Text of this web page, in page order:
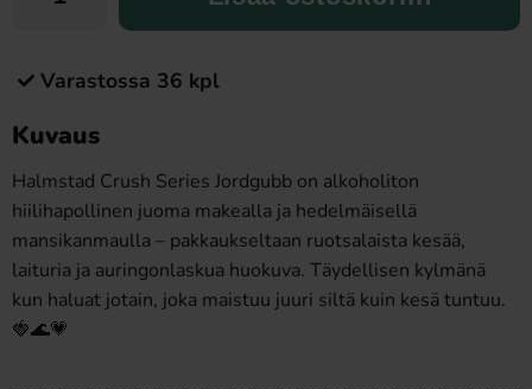
Varastossa 36 kpl
Kuvaus
Halmstad Crush Series Jordgubb on alkoholiton
hiilihapollinen juoma makealla ja hedelmäisellä
mansikanmaulla – pakkaukseltaan ruotsalaista kesää,
laituria ja auringonlaskua huokuva. Täydellisen kylmänä
kun haluat jotain, joka maistuu juuri siltä kuin kesä tuntuu.
🍓🌊💗